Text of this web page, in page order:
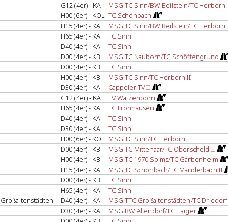
G12 (4er) - KA MSG TC Sinn/BW Beilstein/TC Herborn
H00 (6er) - KOL TC Schönbach
H15 (4er) - KA MSG TC Sinn/BW Beilstein/TC Herborn
H65 (4er) - KA TC Sinn
D40 (4er) - KA TC Sinn
D00 (4er) - KB MSG TC Nauborn/TC Schöffengrund
D00 (4er) - KB
TC Sinn II
H00 (4er) - KB
MSG TC Sinn/TC Herborn II
D30 (4er) - KA Cappeler TV II
G12 (4er) - KA
TV Watzenborn
H65 (4er) - KA TC Fronhausen
D40 (4er) - KA TC Sinn
D30 (4er) - KA TC Sinn
H00 (6er) - KOL MSG TC Sinn/TC Herborn
D00 (4er) - KB
MSG TC Mittenaar/TC Oberscheld II
H00 (4er) - KB
MSG TC 1970 Solms/TC Garbenheim
H15 (4er) - KA MSG TC Schönbach/TC Manderbach II
D00 (4er) - KB
TC Sinn
H65 (4er) - KA TC Sinn
Großaltenstädten D40 (4er) - KA MSG TTC Großaltenstädten/TC Driedorf
D30 (4er) - KA MSG BW Allendorf/TC Haiger